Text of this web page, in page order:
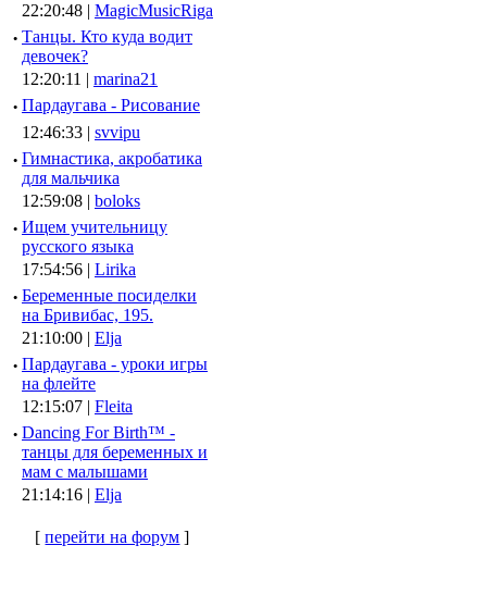
22:20:48 | MagicMusicRiga
· Танцы. Кто куда водит
девочек?
12:20:11 | marina21
· Пардаугава - Рисование
12:46:33 | svvipu
· Гимнастика, акробатика
для мальчика
12:59:08 | boloks
· Ищем учительницу
русского языка
17:54:56 | Lirika
· Беременные посиделки
на Бривибас, 195.
21:10:00 | Elja
· Пардаугава - уроки игры
на флейте
12:15:07 | Fleita
· Dancing For Birth™ -
танцы для беременных и
мам с малышами
21:14:16 | Elja
[перейти на форум ]